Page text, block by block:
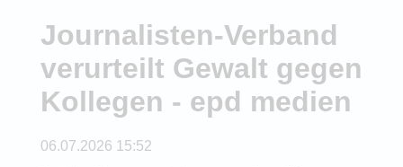
Journalisten-Verband
verurteilt Gewalt gegen
Kollegen - epd medien
06.07.2026 15:52